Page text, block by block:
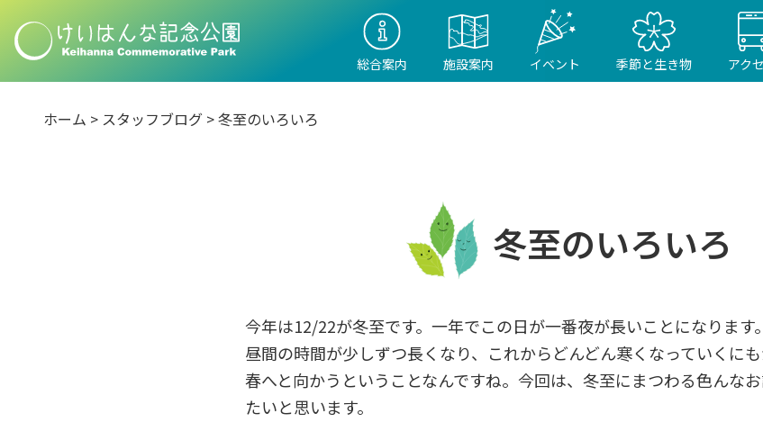
総合案内 施設案内 イベント 季節と生き物 アク
ホーム > スタッフブログ >冬至のいろいろ
冬至のいろいろ
今年は12/22が冬至です。一年でこの日が一番夜が長いことになりま
昼間の時間が少しずつ長くなり、これからどんどん寒くなっていくに
春へと向かうということなんですね。今回は、冬至にまつわる色んな
たいと思います。